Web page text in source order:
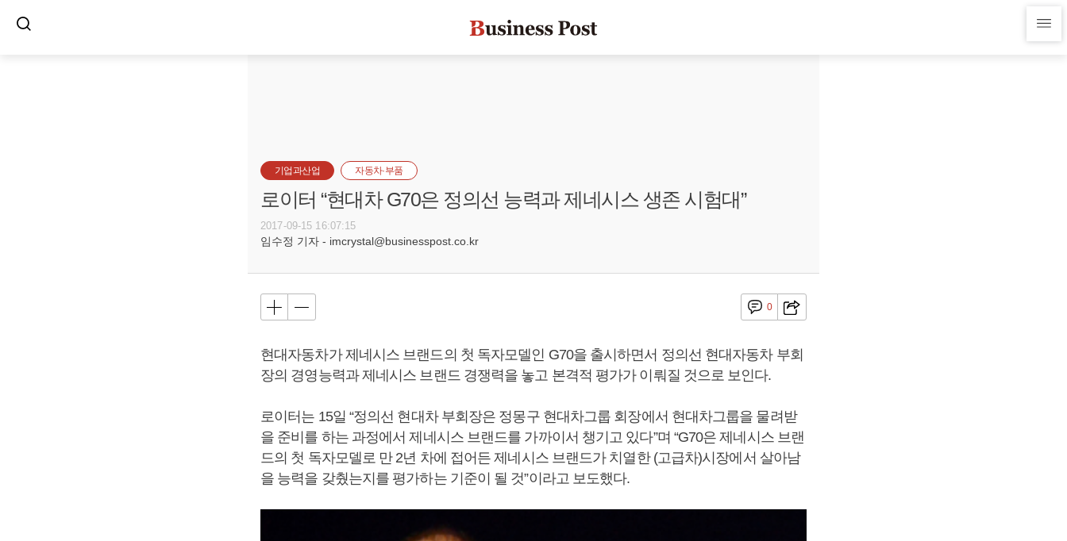
기업과산업 자동차·부품
로이터 “현대차 G70은 정의선 능력과 제네시스 생존 시험대”
2017-09-15 16:07:15
임수정 기자 - imcrystal@businesspost.co.kr
0
현대자동차가 제네시스 브랜드의 첫 독자모델인 G70을 출시하면서 정의선 현대자동차 부회
장의 경영능력과 제네시스 브랜드 경쟁력을 놓고 본격적 평가가 이뤄질 것으로 보인다.
로이터는 15일 “정의선 현대차 부회장은 정몽구 현대차그룹 회장에서 현대차그룹을 물려받
을 준비를 하는 과정에서 제네시스 브랜드를 가까이서 챙기고 있다”며 “G70은 제네시스 브랜
드의 첫 독자모델로 만 2년 차에 접어든 제네시스 브랜드가 치열한 (고급차)시장에서 살아남
을 능력을 갖췄는지를 평가하는 기준이 될 것”이라고 보도했다.